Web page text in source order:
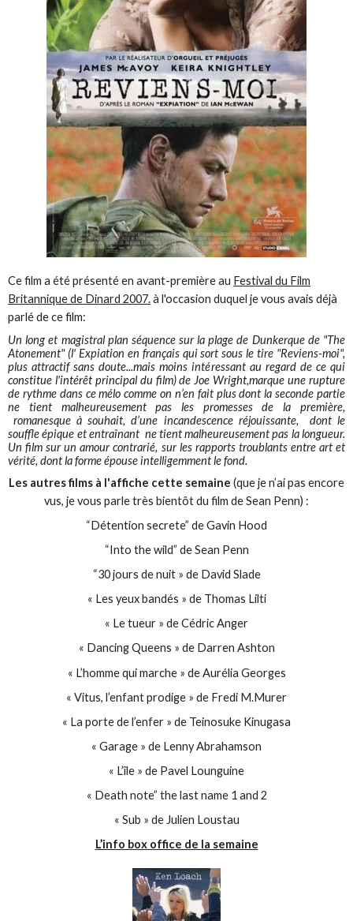
Ce film a été présenté en avant-première au Festival du Film
Britannique de Dinard 2007.à l'occasion duquel je vous avais déjà
parlé de ce film:
Un long et magistral plan séquence sur la plage de Dunkerque de "The
Atonement" (l' Expiation en français qui sort sous le tire "Reviens-moi",
plus attractif sans doute...mais moins intéressant au regard de ce qui
constitue l'intérêt principal du film) de Joe Wright,marque une rupture
de rythme dans ce mélo comme on n’en fait plus dont la seconde partie
ne tient malheureusement pas les promesses de la première,
romanesque à souhait, d’une incandescence réjouissante, dont le
souffle épique et entraînant ne tient malheureusement pas la longueur.
Un film sur un amour contrarié, sur les rapports troublants entre art et
vérité, dont la forme épouse intelligemment le fond.
Les autres films à l'affiche cette semaine (que je n’ai pas encore
vus, je vous parle très bientôt du film de Sean Penn) :
“Détention secrete” de Gavin Hood
“Into the wild” de Sean Penn
“30 jours de nuit » de David Slade
« Les yeux bandés » de Thomas Lilti
« Le tueur » de Cédric Anger
« Dancing Queens » de Darren Ashton
« L’homme qui marche » de Aurélia Georges
« Vitus, l’enfant prodige » de Fredi M.Murer
« La porte de l’enfer » de Teinosuke Kinugasa
« Garage » de Lenny Abrahamson
« L’île » de Pavel Lounguine
« Death note” the last name 1 and 2
« Sub » de Julien Loustau
L’info box office de la semaine